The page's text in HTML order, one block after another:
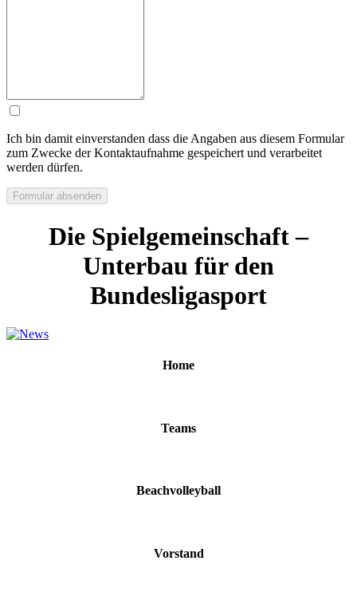
Ich bin damit einverstanden dass die Angaben aus diesem Formular
zum Zwecke der Kontaktaufnahme gespeichert und verarbeitet
werden dürfen.
Formular absenden
Die Spielgemeinschaft –
Unterbau für den
Bundesligasport
Home
Teams
Beachvolleyball
Vorstand